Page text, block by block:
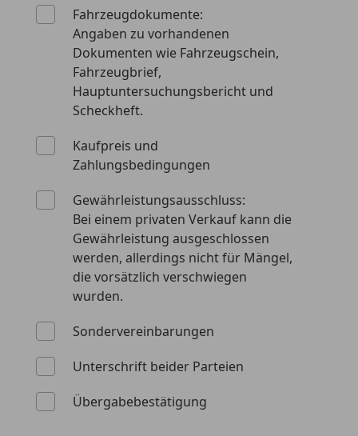
Fahrzeugdokumente:
Angaben zu vorhandenen
Dokumenten wie Fahrzeugschein,
Fahrzeugbrief,
Hauptuntersuchungsbericht und
Scheckheft.
Kaufpreis und
Zahlungsbedingungen
Gewährleistungsausschluss:
Bei einem privaten Verkauf kann die
Gewährleistung ausgeschlossen
werden, allerdings nicht für Mängel,
die vorsätzlich verschwiegen
wurden.
Sondervereinbarungen
Unterschrift beider Parteien
Übergabebestätigung